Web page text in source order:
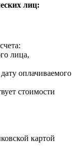
лиц:
лица,
оплачиваемого
стоимости
картой